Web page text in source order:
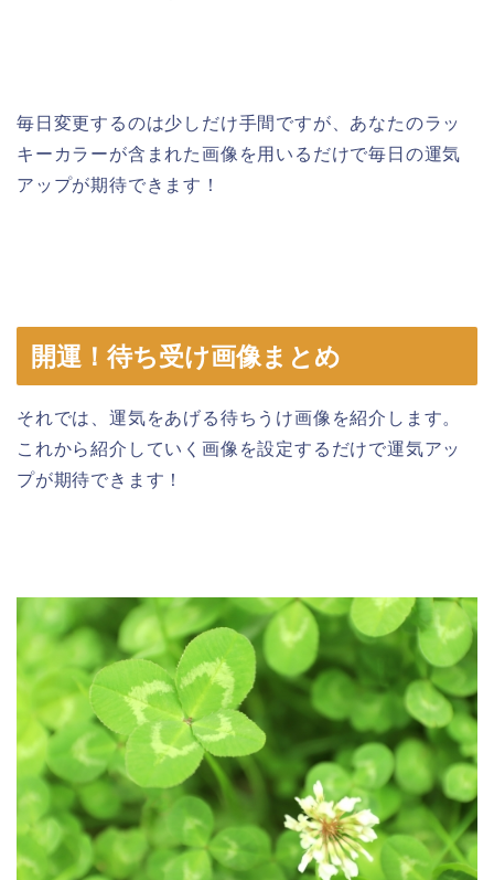
毎日変更するのは少しだけ手間ですが、あなたのラッ
キーカラーが含まれた画像を用いるだけで毎日の運気
アップが期待できます！
開運！待ち受け画像まとめ
それでは、運気をあげる待ちうけ画像を紹介します。
これから紹介していく画像を設定するだけで運気アッ
プが期待できます！